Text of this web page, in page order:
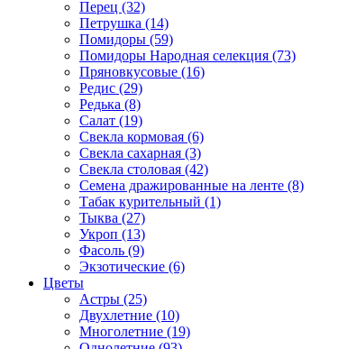
Перец (32)
Петрушка (14)
Помидоры (59)
Помидоры Народная селекция (73)
Пряновкусовые (16)
Редис (29)
Редька (8)
Салат (19)
Свекла кормовая (6)
Свекла сахарная (3)
Свекла столовая (42)
Семена дражированные на ленте (8)
Табак курительный (1)
Тыква (27)
Укроп (13)
Фасоль (9)
Экзотические (6)
Цветы
Астры (25)
Двухлетние (10)
Многолетние (19)